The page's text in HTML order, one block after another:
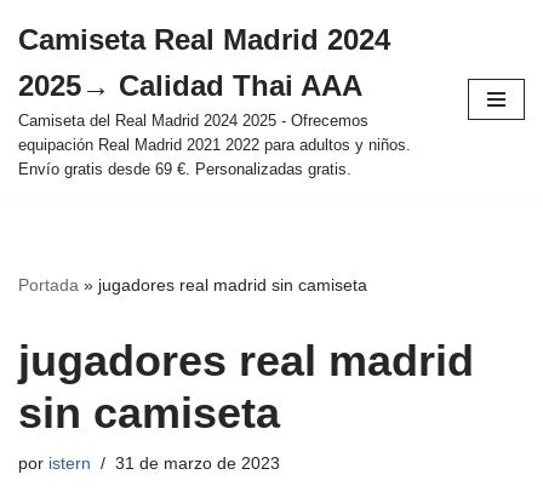
al
contenido
Camiseta Real Madrid 2024
2025→ Calidad Thai AAA
Camiseta del Real Madrid 2024 2025 - Ofrecemos
equipación Real Madrid 2021 2022 para adultos y niños.
Envío gratis desde 69 €. Personalizadas gratis.
Portada » jugadores real madrid sin camiseta
jugadores real madrid
sin camiseta
por istern 31 de marzo de 2023